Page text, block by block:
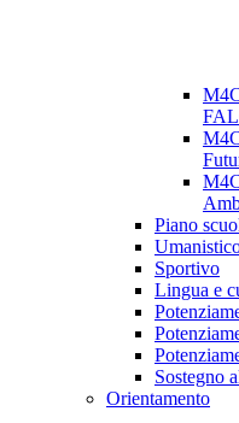
Piano
Sportivo
Lingua e
Sostegno
Orientamento